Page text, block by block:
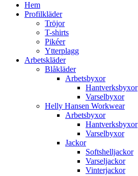
Hem
Profilkläder
Tröjor
T-shirts
Pikéer
Ytterplagg
Arbetskläder
Blåkläder
Arbetsbyxor
Hantverksbyxor
Varselbyxor
Helly Hansen Workwear
Arbetsbyxor
Hantverksbyxor
Varselbyxor
Jackor
Softshelljackor
Varseljackor
Vinterjackor